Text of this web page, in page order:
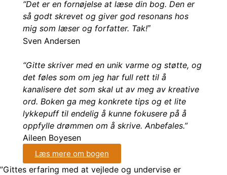
“Det er en fornøjelse at læse din bog. Den er
så godt skrevet og giver god resonans hos
mig som læser og forfatter. Tak!”
Sven Andersen
“Gitte skriver med en unik varme og støtte, og
det føles som om jeg har full rett til å
kanalisere det som skal ut av meg av kreative
ord. Boken ga meg konkrete tips og et lite
lykkepuff til endelig å kunne fokusere på å
oppfylle drømmen om å skrive. Anbefales.”
Aileen Boyesen
Læs mere om bogen
”Gittes erfaring med at vejlede og undervise er